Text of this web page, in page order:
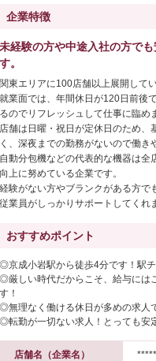
企業特徴
未経験の方や中途入社の方で
す。
関東エリアに100店舗以上展開して
就業面では、年間休日が120日前後
るのでリフレッシュして仕事に臨め
店舗は日曜・祝日が定休日のため、
く、深夜までの勤務がないので働き
自動分包機などの代表的な機器は
向上に努めている企業です。
経験がない方やブランクがある方で
従業員がしっかりサポートしてくれ
おすすめポイント
◎京成小岩駅から徒歩4分です！駅
◎厳しい時代だからこそ、給与には
す！
◎無理なく働ける休日が多めの求人
◎転勤が一切ない求人！とっても安
店舗名（企業名）